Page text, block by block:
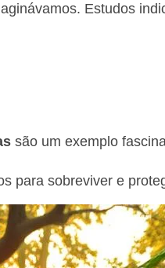
Estudos
são um exemplo
para sobreviver e